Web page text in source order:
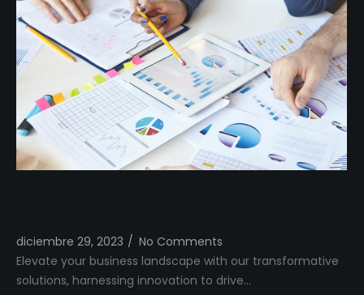
diciembre 29, 2023 / No Comments
Elevate your business landscape with our transformative
solutions, harnessing innovation to drive…